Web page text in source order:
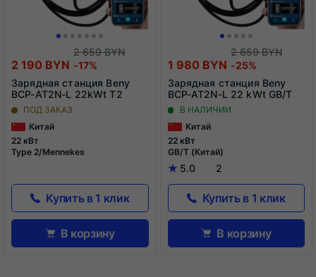
2 190 BYN
2 659 BYN
-17%
Зарядная станция Beny
BCP-AT2N-L 22kWt T2
ПОД ЗАКАЗ
Китай
22 кВт
Type 2/Mennekes
Купить в 1 клик
В корзину
1 980 BYN
2 659 BYN
-25%
Зарядная станция Beny
BCP-AT2N-L 22 kWt GB/T
В НАЛИЧИИ
Китай
22 кВт
GB/T (Китай)
5.0 2
Купить в 1 клик
В корзину